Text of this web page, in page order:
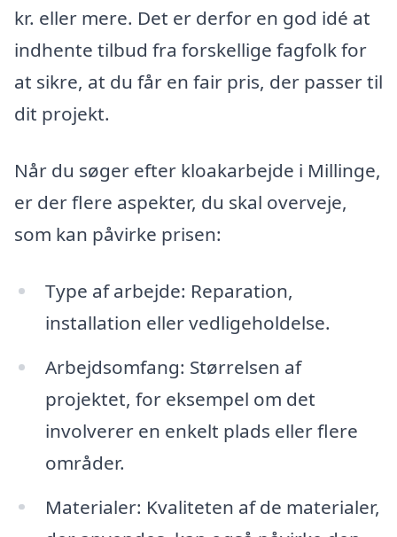
kr. eller mere. Det er derfor en god idé at
indhente tilbud fra forskellige fagfolk for
at sikre, at du får en fair pris, der passer til
dit projekt.
Når du søger efter kloakarbejde i Millinge,
er der flere aspekter, du skal overveje,
som kan påvirke prisen:
Type af arbejde: Reparation,
installation eller vedligeholdelse.
Arbejdsomfang: Størrelsen af
projektet, for eksempel om det
involverer en enkelt plads eller flere
områder.
Materialer: Kvaliteten af de materialer,